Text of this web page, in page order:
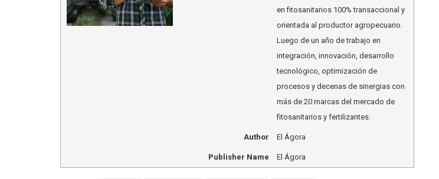
en fitosanitarios 100% transaccional y
orientada al productor agropecuario.
Luego de un año de trabajo en
integración, innovación, desarrollo
tecnológico, optimización de
procesos y decenas de sinergias con
más de 20 marcas del mercado de
fitosanitarios y fertilizantes.
Author El Ágora
Publisher Name El Ágora